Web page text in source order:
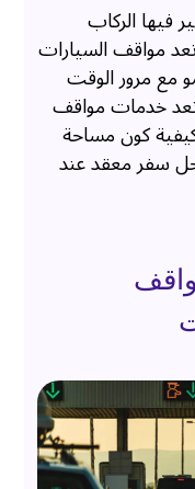
فيها الركاب
مواقف السيارات
مع مرور الوقت
تعد خدمات مواقف
كون مساحة
سفر معقد عند